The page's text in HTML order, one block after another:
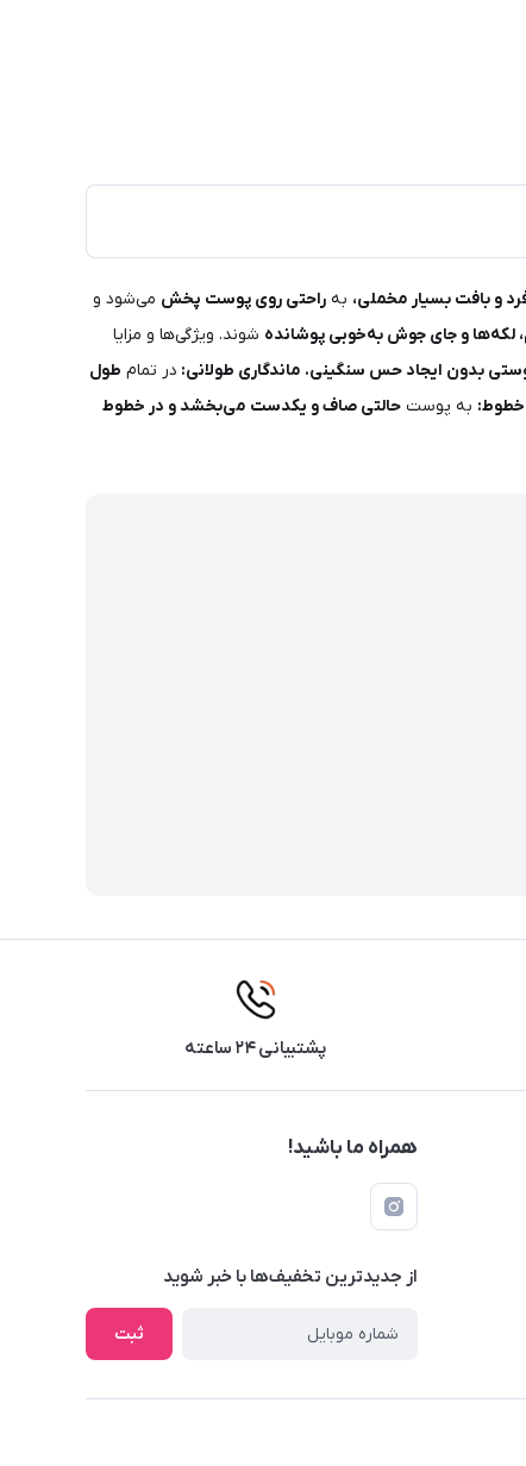
و بافت بسیار مخملی، به‌ راحتی روی پوست پخش می‌شود و
لکه‌ها و جای جوش به‌خوبی پوشانده شوند. ویژگی‌ها و مزایا
بدون ایجاد حس سنگینی. ماندگاری طولانی: در تمام طول
خطوط: به پوست حالتی صاف و یکدست می‌بخشد و در خطوط
پشتیبانی ۲۴ ساعته
همراه ما باشید!
از جدید‌ترین تخفیف‌ها با‌ خبر شوید
ثبت